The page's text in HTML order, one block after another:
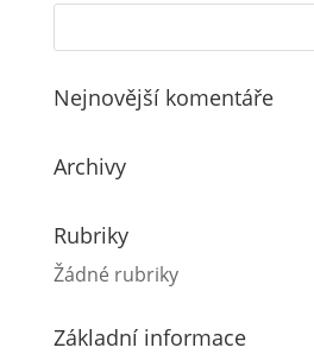
Nejnovější komentáře
Archivy
Rubriky
Žádné rubriky
Základní informace